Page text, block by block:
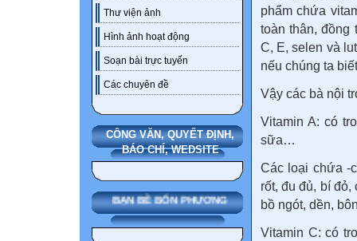
Thư viện ảnh
Hình ảnh hoạt động
Soạn bài trực tuyến
Các chuyên đề
CÔNG VĂN, QUYẾT ĐỊNH,
BÁO CHÍ, WEDSITE
BẠN BÈ BỐN PHƯƠNG
phẩm chứa
toàn thân, đồng
C, E, selen và
nếu chúng ta
Vậy các bà nội
Vitamin A: có
sữa…
Các loại chứa -
rốt, đu đủ, bí
bồ ngót, dền,
Vitamin C: có